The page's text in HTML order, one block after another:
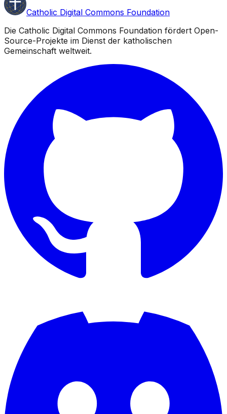
Catholic Digital Commons Foundation
Die Catholic Digital Commons Foundation fördert Open-
Source-Projekte im Dienst der katholischen
Gemeinschaft weltweit.